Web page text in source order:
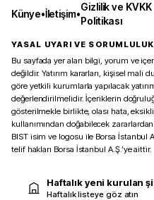
Künye•İletişim•
Gizlilik ve KVKK
Politikası
YASAL UYARI VE
Bu sayfada yer alan bilgi, yorum ve
değildir. Yatırım kararları, kişisel
göre yetkili kurumlarla yapılacak
değerlendirilmelidir. İçeriklerin
gösterilmekle birlikte, olası hata,
kullanımından doğabilecek
BIST isim ve logosu ile Borsa İstanbul
telif hakları Borsa İstanbul A.Ş.’ye aittir.
Haftalık yeni kurulan
Haftalık listeye göz atın